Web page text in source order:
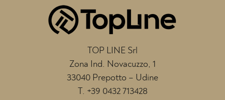
TOP LINE Srl
Zona Ind. Novacuzzo, 1
33040 Prepotto – Udine
T. +39 0432 713428